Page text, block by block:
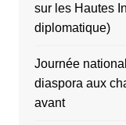
sur les Hautes
diplomatique)
Journée
diaspora aux
avant